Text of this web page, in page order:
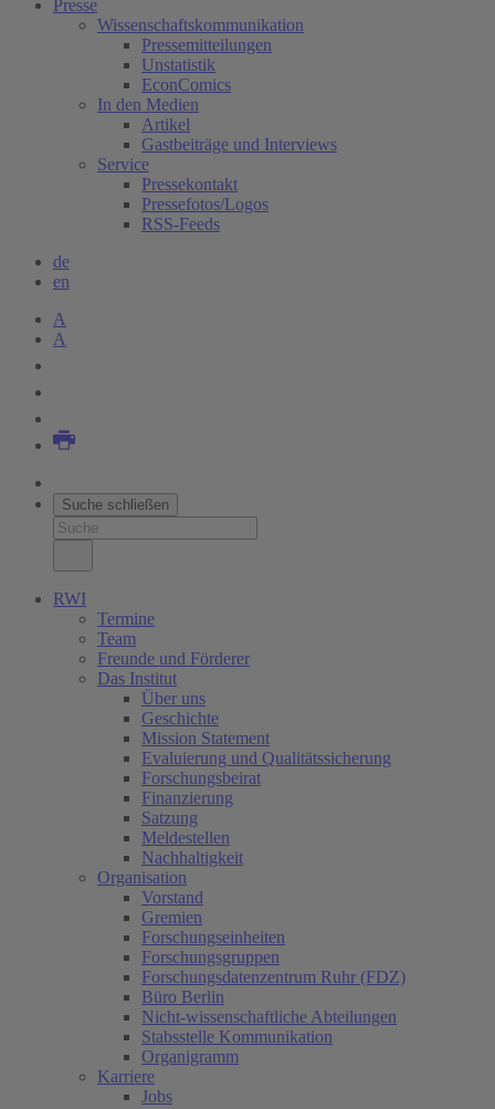
Presse
Wissenschaftskommunikation
Pressemitteilungen
Unstatistik
EconComics
In den Medien
Artikel
Gastbeiträge und Interviews
Service
Pressekontakt
Pressefotos/Logos
RSS-Feeds
de
en
A
A
Suche schließen
RWI
Termine
Team
Freunde und Förderer
Das Institut
Über uns
Geschichte
Mission Statement
Evaluierung und Qualitätssicherung
Forschungsbeirat
Finanzierung
Satzung
Meldestellen
Nachhaltigkeit
Organisation
Vorstand
Gremien
Forschungseinheiten
Forschungsgruppen
Forschungsdatenzentrum Ruhr (FDZ)
Büro Berlin
Nicht-wissenschaftliche Abteilungen
Stabsstelle Kommunikation
Organigramm
Karriere
Jobs